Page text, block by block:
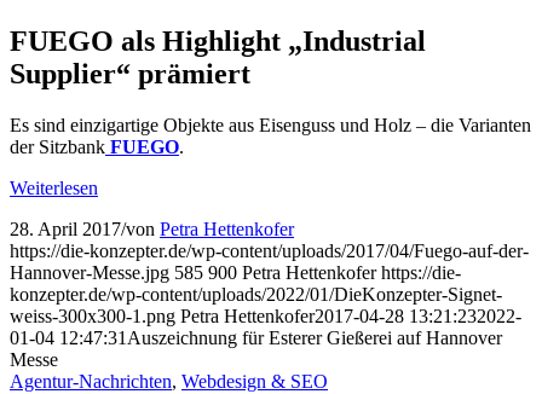
FUEGO als Highlight „Industrial
Supplier“ prämiert
Es sind einzigartige Objekte aus Eisenguss und Holz – die Varianten
der Sitzbank FUEGO.
Weiterlesen
28. April 2017/von Petra Hettenkofer
https://die-konzepter.de/wp-content/uploads/2017/04/Fuego-auf-der-
Hannover-Messe.jpg 585 900 Petra Hettenkofer https://die-
konzepter.de/wp-content/uploads/2022/01/DieKonzepter-Signet-
weiss-300x300-1.png Petra Hettenkofer2017-04-28 13:21:232022-
01-04 12:47:31 Auszeichnung für Esterer Gießerei auf Hannover
Messe
Agentur-Nachrichten, Webdesign & SEO